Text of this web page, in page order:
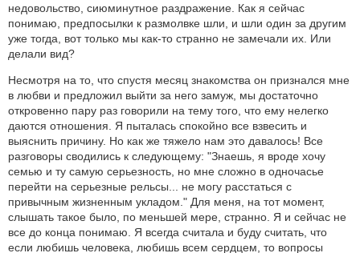
недовольство, сиюминутное раздражение. Как я сейчас
понимаю, предпосылки к размолвке шли, и шли один за другим
уже тогда, вот только мы как-то странно не замечали их. Или
делали вид?
Несмотря на то, что спустя месяц знакомства он признался мне
в любви и предложил выйти за него замуж, мы достаточно
откровенно пару раз говорили на тему того, что ему нелегко
даются отношения. Я пыталась спокойно все взвесить и
выяснить причину. Но как же тяжело нам это давалось! Все
разговоры сводились к следующему: "Знаешь, я вроде хочу
семью и ту самую серьезность, но мне сложно в одночасье
перейти на серьезные рельсы... не могу расстаться с
привычным жизненным укладом." Для меня, на тот момент,
слышать такое было, по меньшей мере, странно. Я и сейчас не
все до конца понимаю. Я всегда считала и буду считать, что
если любишь человека, любишь всем сердцем, то вопросы